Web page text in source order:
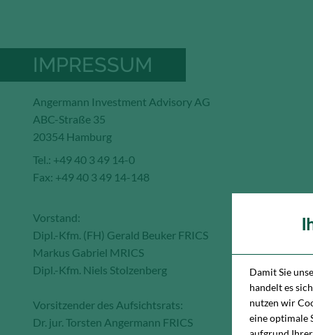
IMPRESSUM
Angermann Investment Advisory AG
ABC-Straße 35
20354 Hamburg
Tel.: +49 40 3 49 14-0
Fax: +49 40 3 49 14-148
Vorstand:
Dipl.-Kfm. (FH) Gerald Beuker FRICS
Markus Gabriel MRICS
Dipl.-Kfm. Niels Stolzenberg
Vorsitzender des Aufsichtsrats:
Dr. jur. Torsten Angermann FRICS
Damit Sie
handelt es
nutzen wir
eine optimale
aufgrund